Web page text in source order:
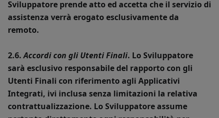
Sviluppatore prende atto ed accetta che il servizio di
assistenza verrà erogato esclusivamente da
remoto.
2.6.Accordi con gli Utenti Finali. Lo Sviluppatore
sarà esclusivo responsabile del rapporto con gli
Utenti Finali con riferimento agli Applicativi
Integrati, ivi inclusa senza limitazioni la relativa
contrattualizzazione. Lo Sviluppatore assume